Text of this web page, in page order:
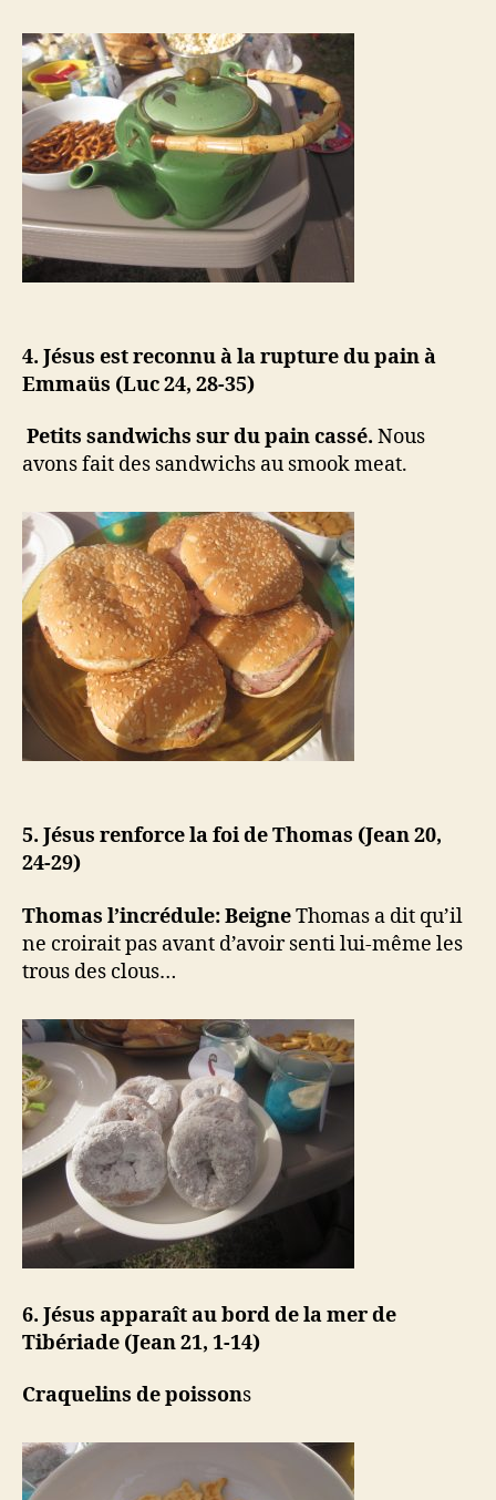
4. Jésus est reconnu à la rupture du pain à
Emmaüs (Luc 24, 28-35)
Petits sandwichs sur du pain cassé. Nous
avons fait des sandwichs au smook meat.
5. Jésus renforce la foi de Thomas (Jean 20,
24-29)
Thomas l’incrédule: BeigneThomas a dit qu’il
ne croirait pas avant d’avoir senti lui-même les
trous des clous…
6. Jésus apparaît au bord de la mer de
Tibériade (Jean 21, 1-14)
Craquelins de poissons